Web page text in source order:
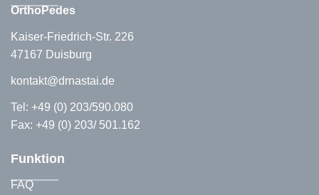
OrthoPedes
Kaiser-Friedrich-Str. 226
47167 Duisburg
kontakt@drnastai.de
Tel: +49 (0) 203/590.080
Fax: +49 (0) 203/ 501.162
Funktion
FAQ